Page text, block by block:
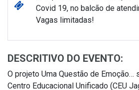
Covid 19, no balcão de
Vagas limitadas!
DESCRITIVO DO EVENTO:
O projeto Uma Questão de Emoção…
Centro Educacional Unificado (CEU